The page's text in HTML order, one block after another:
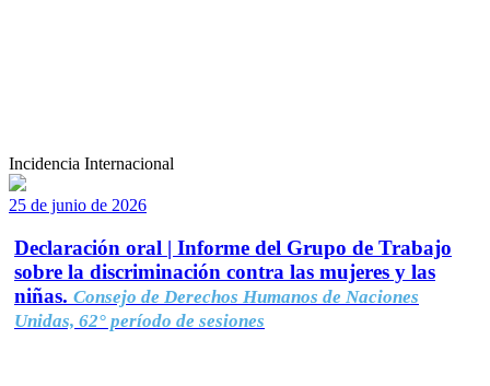
Incidencia Internacional
25 de junio de 2026
Declaración oral | Informe del Grupo de Trabajo
sobre la discriminación contra las mujeres y las
niñas. Consejo de Derechos Humanos de Naciones
Unidas, 62° período de sesiones